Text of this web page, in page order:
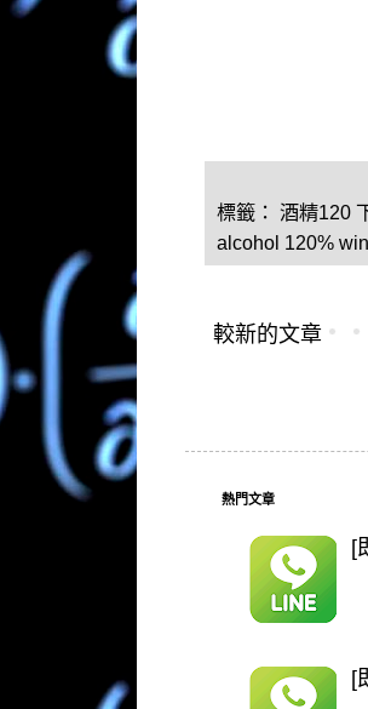
標籤： 酒精120
alcohol 120%
較新的文章
熱門文章
[
[